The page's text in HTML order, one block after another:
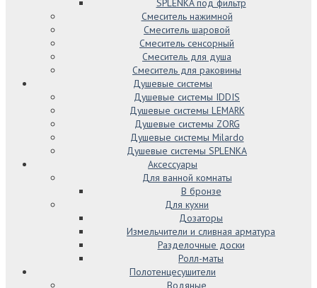
SPLENKA под фильтр
Смеситель нажимной
Смеситель шаровой
Смеситель сенсорный
Смеситель для душа
Смеситель для раковины
Душевые системы
Душевые системы IDDIS
Душевые системы LEMARK
Душевые системы ZORG
Душевые системы Milardo
Душевые системы SPLENKA
Аксессуары
Для ванной комнаты
В бронзе
Для кухни
Дозаторы
Измельчители и сливная арматура
Разделочные доски
Ролл-маты
Полотенцесушители
Водяные